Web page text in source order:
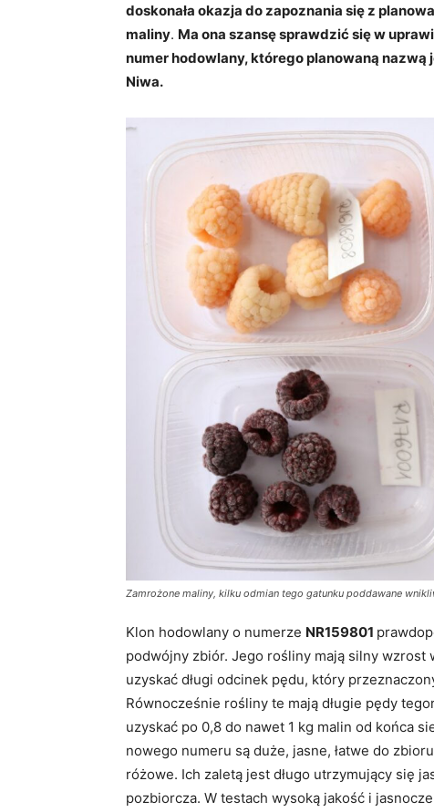
doskonała okazja do zapoznania się z
maliny. Ma ona szansę sprawdzić się w
numer hodowlany, którego planowaną nazwą
Niwa.
Zamrożone maliny, kilku odmian tego gatunku poddawane
Klon hodowlany o numerze NR159801
podwójny zbiór. Jego rośliny mają silny
uzyskać długi odcinek pędu, który
Równocześnie rośliny te mają długie pędy
uzyskać po 0,8 do nawet 1 kg malin od końca
nowego numeru są duże, jasne, łatwe do
różowe. Ich zaletą jest długo utrzymujący się
pozbiorcza. W testach wysoką jakość i